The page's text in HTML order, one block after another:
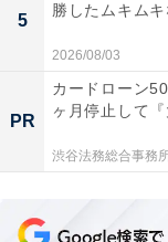
5
勝したムキム
2026/08/03
PR
カードローン
ヶ月停止して
渋谷法務総合事務